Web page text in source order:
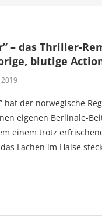
– das Thriller-
blutige
2019
hat der norwegische
eigenen Berlinale-
einem trotz
Lachen im Halse